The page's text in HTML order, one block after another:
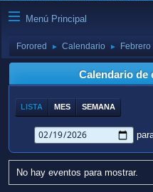
Menú Principal
Forored ► Calendario ► Febrero
Calendario de
LISTA MES SEMANA
No hay eventos para mostrar.